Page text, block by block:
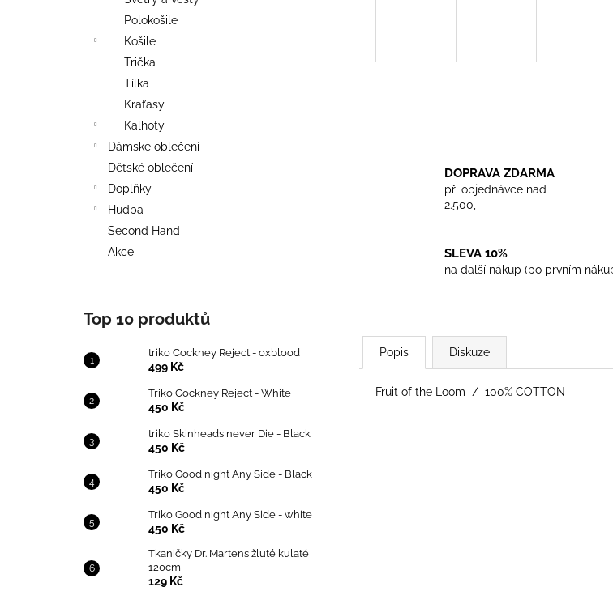
Polokošile
Košile
Trička
Tílka
Kraťasy
Kalhoty
Dámské oblečení
Dětské oblečení
Doplňky
Hudba
Second Hand
Akce
Top 10 produktů
triko Cockney Reject - oxblood
499 Kč
Triko Cockney Reject - White
450 Kč
triko Skinheads never Die - Black
450 Kč
Triko Good night Any Side - Black
450 Kč
Triko Good night Any Side - white
450 Kč
Tkaničky Dr. Martens žluté kulaté
120cm
129 Kč
DOPRAVA ZDARMA
při objednávce nad
2.500,-
SLEVA 10%
na další nákup (po prvním
Popis Diskuze
Fruit of the Loom / 100% COTTON
TRIKO COCKNEY REJECT - OXBLOOD
499 Kč